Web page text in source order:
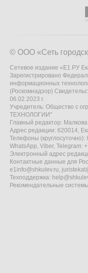
© ООО «Сеть
Сетевое издание «Е1.РУ
Зарегистрировано
информационных
(Роскомнадзор)
06.02.2023 г.
Учредитель: Общество с
ТЕХНОЛОГИИ"
Главный редактор:
Адрес редакции: 620014,
Телефоны
WhatsApp, Viber, Telegram:
Электронный адрес
Контактные данные для
e1info@shkulev.ru,
Техподдержка:
Рекомендательные системы